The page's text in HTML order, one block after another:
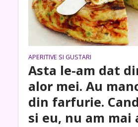
APERITIVE SI GUSTARI
Asta le-am dat
alor mei. Au
din farfurie.
si eu, nu am mai